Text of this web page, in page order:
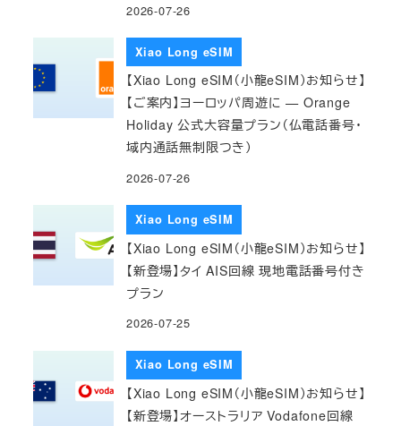
2026-07-26
Xiao Long eSIM
【Xiao Long eSIM（小龍eSIM）お知らせ】
【ご案内】ヨーロッパ周遊に — Orange
Holiday 公式大容量プラン（仏電話番号・
域内通話無制限つき）
2026-07-26
Xiao Long eSIM
【Xiao Long eSIM（小龍eSIM）お知らせ】
【新登場】タイ AIS回線 現地電話番号付き
プラン
2026-07-25
Xiao Long eSIM
【Xiao Long eSIM（小龍eSIM）お知らせ】
【新登場】オーストラリア Vodafone回線